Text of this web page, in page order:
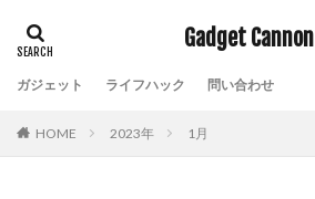
Gadget Cannon
ガジェット ライフハック 問い合わせ
HOME 2023年 1月